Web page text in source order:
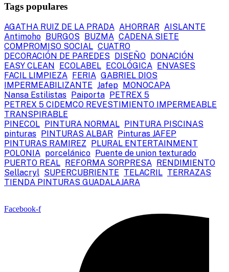
Tags populares
AGATHA RUIZ DE LA PRADA AHORRAR AISLANTE
Antimoho BURGOS BUZMA CADENA SIETE
COMPROMISO SOCIAL CUATRO
DECORACIÓN DE PAREDES DISEÑO DONACIÓN
EASY CLEAN ECOLABEL ECOLÓGICA ENVASES
FACIL LIMPIEZA FERIA GABRIEL DIOS
IMPERMEABILIZANTE Jafep MONOCAPA
Nansa Estilistas Paiporta PETREX 5
PETREX 5 CIDEMCO REVESTIMIENTO IMPERMEABLE
TRANSPIRABLE
PINECOL PINTURA NORMAL PINTURA PISCINAS
pinturas PINTURAS ALBAR Pinturas JAFEP
PINTURAS RAMIREZ PLURAL ENTERTAINMENT
POLONIA porcelánico Puente de union texturado
PUERTO REAL REFORMA SORPRESA RENDIMIENTO
Sellacryl SUPERCUBRIENTE TELACRIL TERRAZAS
TIENDA PINTURAS GUADALAJARA
Facebook-f